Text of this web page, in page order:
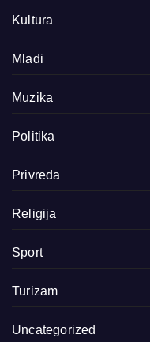
Kultura
Mladi
Muzika
Politika
Privreda
Religija
Sport
Turizam
Uncategorized